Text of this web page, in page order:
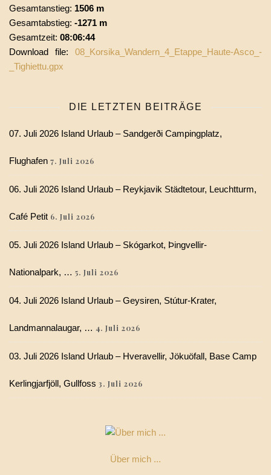
Gesamtanstieg: 1506 m
Gesamtabstieg: -1271 m
Gesamtzeit: 08:06:44
Download file: 08_Korsika_Wandern_4_Etappe_Haute-Asco_-
_Tighiettu.gpx
DIE LETZTEN BEITRÄGE
07. Juli 2026 Island Urlaub – Sandgerði Campingplatz,
Flughafen 7. Juli 2026
06. Juli 2026 Island Urlaub – Reykjavik Städtetour, Leuchtturm,
Café Petit 6. Juli 2026
05. Juli 2026 Island Urlaub – Skógarkot, Þingvellir-
Nationalpark, … 5. Juli 2026
04. Juli 2026 Island Urlaub – Geysiren, Stútur-Krater,
Landmannalaugar, … 4. Juli 2026
03. Juli 2026 Island Urlaub – Hveravellir, Jökuöfall, Base Camp
Kerlingjarfjöll, Gullfoss 3. Juli 2026
Über mich ...